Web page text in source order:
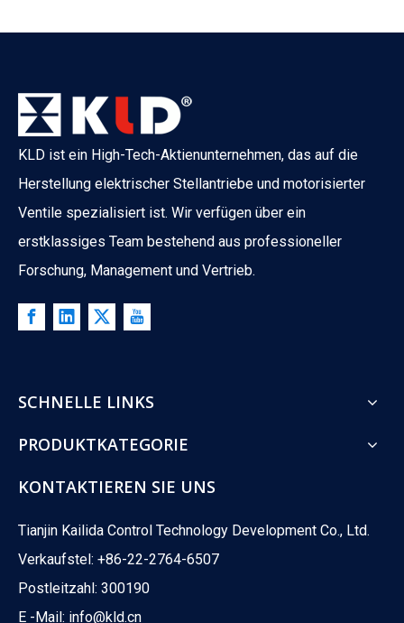
KLD ist ein High-Tech-Aktienunternehmen, das auf die
Herstellung elektrischer Stellantriebe und motorisierter
Ventile spezialisiert ist. Wir verfügen über ein
erstklassiges Team bestehend aus professioneller
Forschung, Management und Vertrieb.
SCHNELLE LINKS
PRODUKTKATEGORIE
KONTAKTIEREN SIE UNS
Tianjin Kailida Control Technology Development Co., Ltd.
Verkaufstel: +86-22-2764-6507
Postleitzahl: 300190
E -Mail: info@kld.cn